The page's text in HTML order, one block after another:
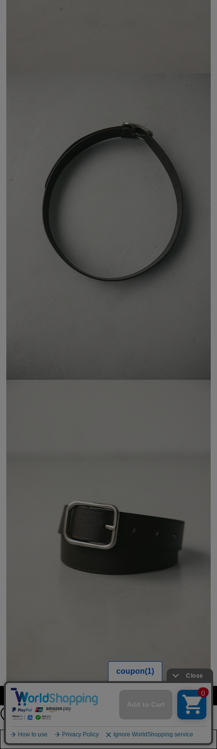
カラーを選択する（フリーサイズ）
店舗在庫を見る
【期間限定】
新規会員登録キャンペーン開催！
8月31日（月）23：59まで
詳しくは
こちら